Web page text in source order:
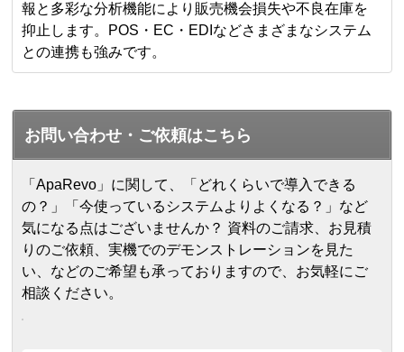
報と多彩な分析機能により販売機会損失や不良在庫を
抑止します。POS・EC・EDIなどさまざまなシステム
との連携も強みです。
お問い合わせ・ご依頼はこちら
「ApaRevo」に関して、「どれくらいで導入できる
の？」「今使っているシステムよりよくなる？」など
気になる点はございませんか？ 資料のご請求、お見積
りのご依頼、実機でのデモンストレーションを見た
い、などのご希望も承っておりますので、お気軽にご
相談ください。